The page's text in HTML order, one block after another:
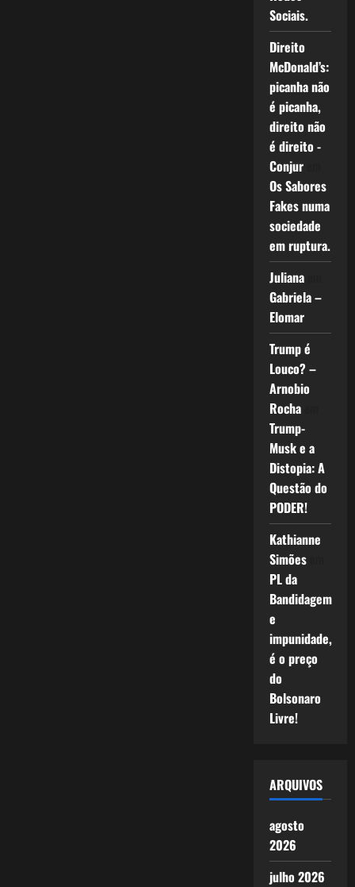
Sociais.
Direito
McDonald’s:
picanha não
é picanha,
direito não
é direito -
Conjurem
Os Sabores
Fakes numa
sociedade
em ruptura.
Julianaem
Gabriela –
Elomar
Trump é
Louco? –
Arnobio
Rochaem
Trump-
Musk e a
Distopia: A
Questão do
PODER!
Kathianne
Simõesem
PL da
Bandidagem
e
impunidade,
é o preço
do
Bolsonaro
Livre!
ARQUIVOS
agosto
2026
julho 2026